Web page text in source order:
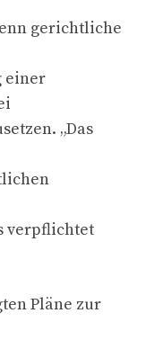
gerichtliche
einer
„Das
verpflichtet
Pläne zur